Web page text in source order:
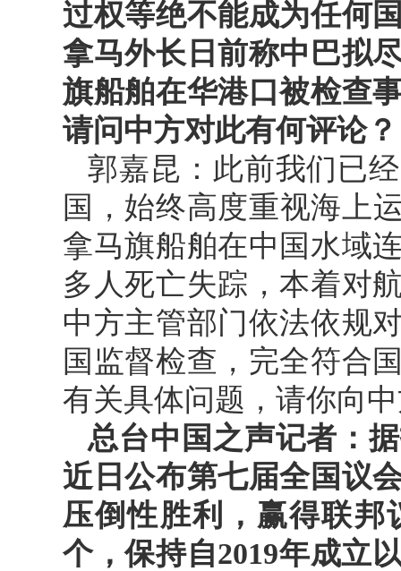
过权等绝不能成为任何
拿马外长日前称中巴拟
旗船舶在华港口被检查
请问中方对此有何评论？
郭嘉昆：此前我们已
国，始终高度重视海上
拿马旗船舶在中国水域
多人死亡失踪，本着对
中方主管部门依法依规
国监督检查，完全符合
有关具体问题，请你向
总台中国之声记者：
近日公布第七届全国议
压倒性胜利，赢得联邦
个，保持自2019年成立